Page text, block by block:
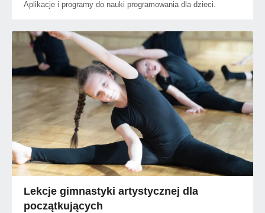
Aplikacje i programy do nauki programowania dla dzieci.
Lekcje gimnastyki artystycznej dla
początkujących